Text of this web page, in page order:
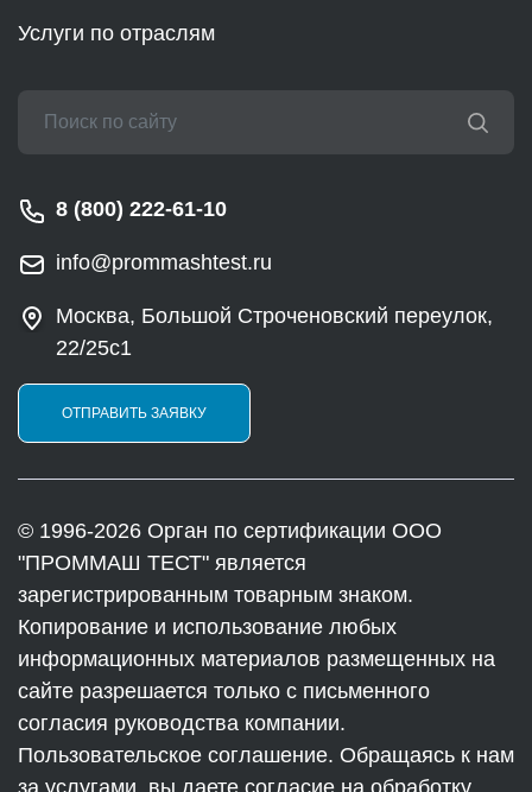
Услуги по отраслям
8 (800) 222-61-10
info@prommashtest.ru
Москва, Большой Строченовский переулок,
22/25с1
ОТПРАВИТЬ ЗАЯВКУ
© 1996-2026 Орган по сертификации ООО
"ПРОММАШ ТЕСТ" является
зарегистрированным товарным знаком.
Копирование и использование любых
информационных материалов размещенных на
сайте разрешается только с письменного
согласия руководства компании.
Пользовательское соглашение. Обращаясь к нам